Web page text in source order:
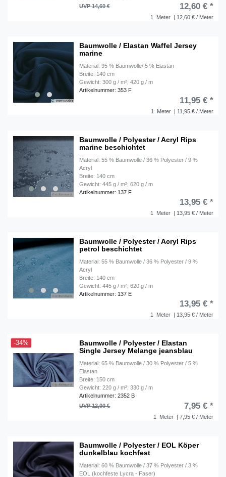
1 Meter | 12,60 € / Meter
UVP 14,60 € 12,60 € *
Baumwolle / Elastan Waffel Jersey
marine
Material: 95 % Baumwolle/ 5 % Elastan
Breite: 140 cm
Gewicht: 300 g / m²; 420 g / m
Artikelnummer: 353 F
1 Meter | 11,95 € / Meter
11,95 € *
Baumwolle / Polyester / Acryl Rips
marine beschichtet
Material: 55 % Baumwolle / 36 % Polyester / 9 %
Acryl
Breite: 140 cm
Gewicht: 445 g / m²; 620 g / m
Artikelnummer: 137 F
1 Meter | 13,95 € / Meter
13,95 € *
Baumwolle / Polyester / Acryl Rips
petrol beschichtet
Material: 55 % Baumwolle / 36 % Polyester / 9 %
Acryl
Breite: 140 cm
Gewicht: 445 g / m²; 620 g / m
Artikelnummer: 137 E
1 Meter | 13,95 € / Meter
13,95 € *
-34%
Baumwolle / Polyester / Elastan
Single Jersey Melange jeansblau
Material: 65 % Baumwolle / 30 % Polyester / 5 %
Elastan
Breite: 150 cm
Gewicht: 220 g / m²; 330 g / m
Artikelnummer: 2352 B
1 Meter | 7,95 € / Meter
UVP 12,00 € 7,95 € *
Baumwolle / Polyester / EOL Köper
dunkelblau kochfest
Material: 60 % Baumwolle / 37 % Polyester / 3 %
EOL (kochfeste Lycra - Faser)